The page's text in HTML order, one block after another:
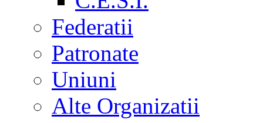
Federatii
Patronate
Uniuni
Alte Organizatii